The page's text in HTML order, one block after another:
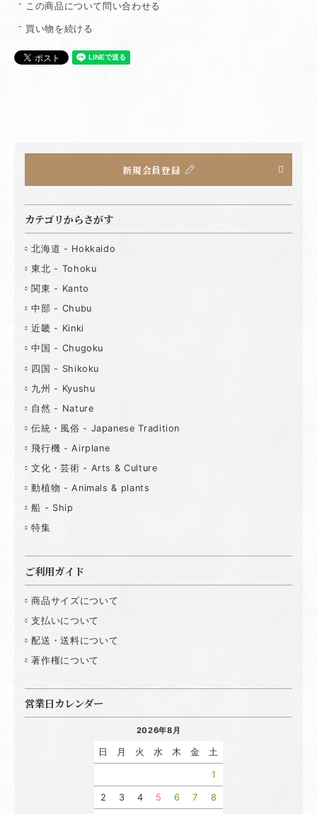
この商品について問い合わせる
買い物を続ける
新規会員登録
カテゴリからさがす
北海道 - Hokkaido
東北 - Tohoku
関東 - Kanto
中部 - Chubu
近畿 - Kinki
中国 - Chugoku
四国 - Shikoku
九州 - Kyushu
自然 - Nature
伝統・風俗 - Japanese Tradition
飛行機 - Airplane
文化・芸術 - Arts & Culture
動植物 - Animals & plants
船 - Ship
特集
ご利用ガイド
商品サイズについて
支払いについて
配送・送料について
著作権について
営業日カレンダー
2026年8月
日 月 火 水 木 金 土
1
2 3 4 5 6 7 8